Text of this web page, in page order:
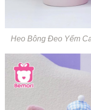
Heo Bông Đeo Yếm